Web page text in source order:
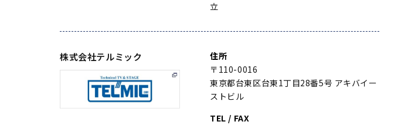
立
株式会社テルミック
住所
〒110-0016
東京都台東区台東1丁目28番5号 アキバイー
ストビル
TEL / FAX